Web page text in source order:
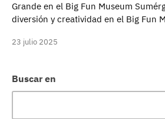
Buscar en
Grande en el Big Fun Museum
diversión y creatividad en el Big Fun
23 julio 2025